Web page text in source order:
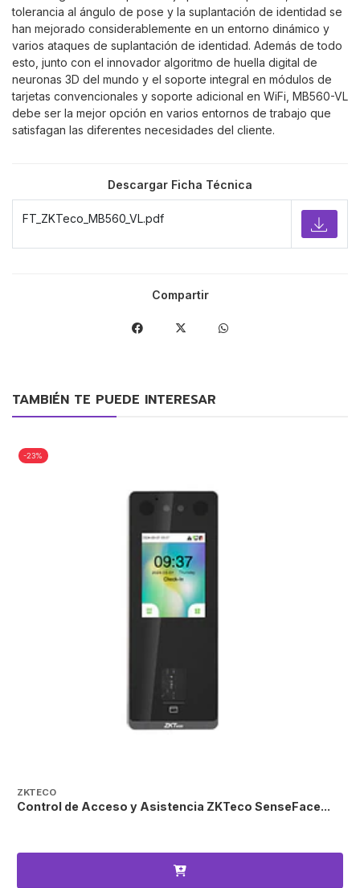
tolerancia al ángulo de pose y la suplantación de identidad se
han mejorado considerablemente en un entorno dinámico y
varios ataques de suplantación de identidad. Además de todo
esto, junto con el innovador algoritmo de huella digital de
neuronas 3D del mundo y el soporte integral en módulos de
tarjetas convencionales y soporte adicional en WiFi, MB560-VL
debe ser la mejor opción en varios entornos de trabajo que
satisfagan las diferentes necesidades del cliente.
Descargar Ficha Técnica
FT_ZKTeco_MB560_VL.pdf
Compartir
TAMBIÉN TE PUEDE INTERESAR
-23%
ZKTECO
Control de Acceso y Asistencia ZKTeco SenseFace...